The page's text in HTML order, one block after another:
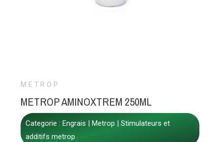
METROP
METROP AMINOXTREM 250ML
Categorie :Engrais Metrop
Stimulateurs et
additifs metrop